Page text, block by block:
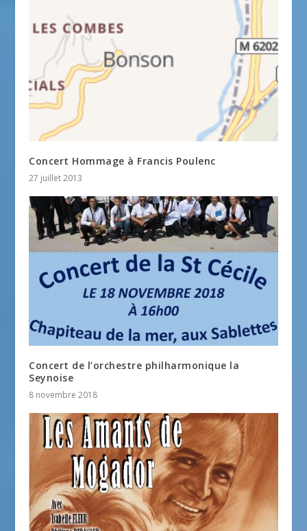
Concert Hommage à Francis Poulenc
27 juillet 2013
Concert de l’orchestre philharmonique la
Seynoise
8 novembre 2018